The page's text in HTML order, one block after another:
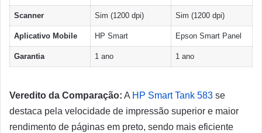
Scanner Sim (1200 dpi) Sim (1200 dpi)
Aplicativo Mobile HP Smart Epson Smart Panel
Garantia 1 ano 1 ano
Veredito da Comparação: A HP Smart Tank 583 se
destaca pela velocidade de impressão superior e maior
rendimento de páginas em preto, sendo mais eficiente